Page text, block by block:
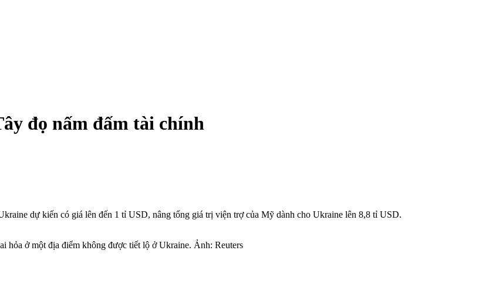
đọ nấm đấm tài chính
dự kiến ​​có giá lên đến 1 tỉ USD, nâng tổng giá trị viện trợ của Mỹ dành cho Ukraine lên 8,8 tỉ USD.
ở một địa điểm không được tiết lộ ở Ukraine. Ảnh: Reuters